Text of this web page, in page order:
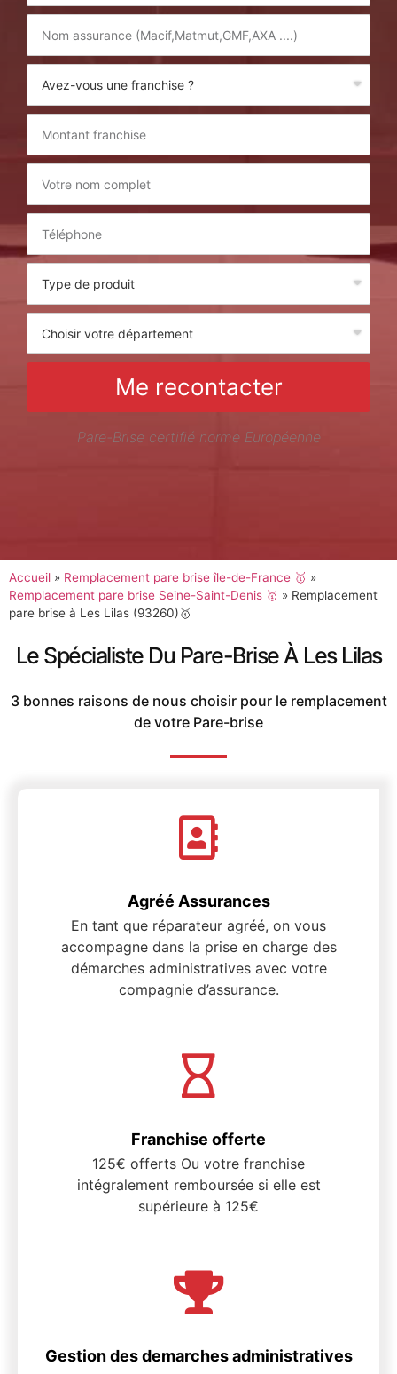
Me recontacter
Pare-Brise certifié norme Européenne
Accueil » Remplacement pare brise île-de-France 🥇 »
Remplacement pare brise Seine-Saint-Denis 🥇 » Remplacement
pare brise à Les Lilas (93260)🥇
Le Spécialiste Du Pare-Brise À Les Lilas
3 bonnes raisons de nous choisir pour le remplacement
de votre Pare-brise
Agréé Assurances
En tant que réparateur agréé, on vous
accompagne dans la prise en charge des
démarches administratives avec votre
compagnie d’assurance.
Franchise offerte
125€ offerts Ou votre franchise
intégralement remboursée si elle est
supérieure à 125€
Gestion des demarches administratives